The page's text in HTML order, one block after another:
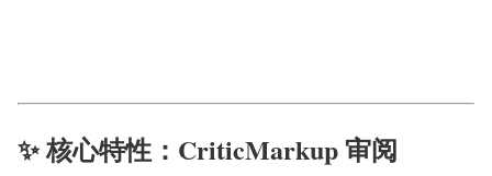
✨ 核心特性：CriticMarkup 审阅